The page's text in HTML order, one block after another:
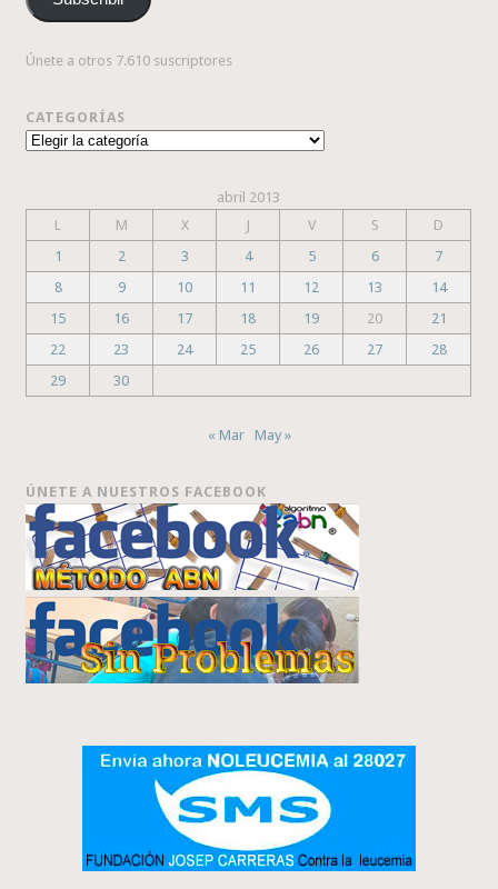
electrónico
Únete a otros 7.610 suscriptores
CATEGORÍAS
Categorías
abril 2013
L
M X J V S
D
1
2 3 4 5 6
7
8
9 10 11 12 13
14
15
16 17 18 19 20
21
22
23 24 25 26 27
28
29
30
« Mar May »
ÚNETE A NUESTROS FACEBOOK